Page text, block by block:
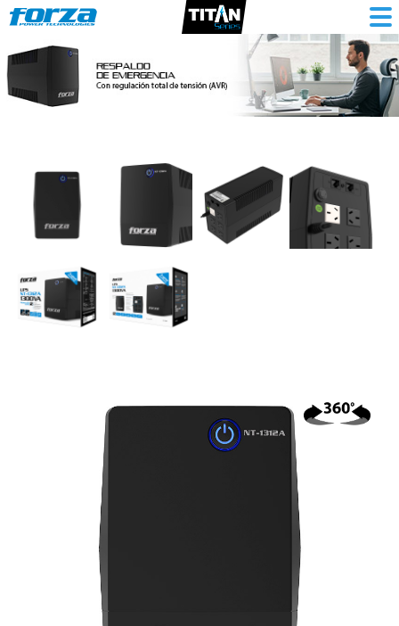
UPS
interactiva
1300VA/650W,
slds,
RJ45,
RJ11,
comp-
220V